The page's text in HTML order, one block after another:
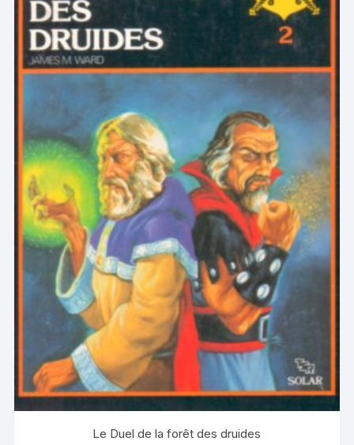
Le Duel de la forêt des druides